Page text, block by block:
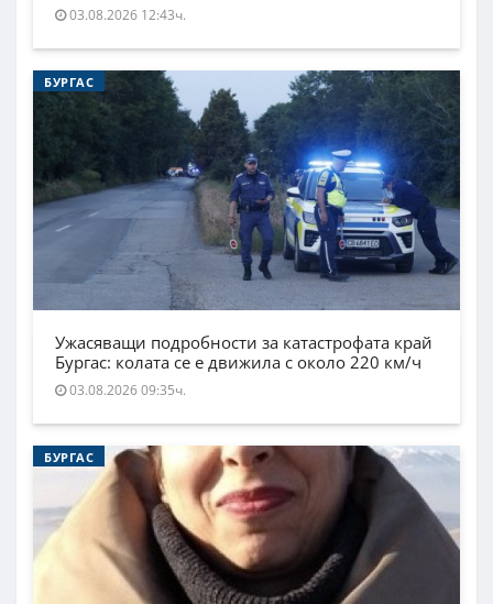
03.08.2026 12:43ч.
БУРГАС
Ужасяващи подробности за катастрофата край
Бургас: колата се е движила с около 220 км/ч
03.08.2026 09:35ч.
БУРГАС